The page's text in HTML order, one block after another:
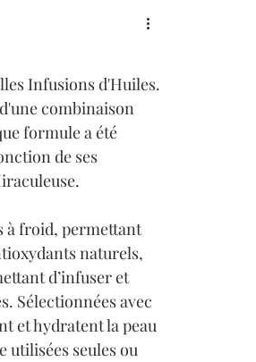
Infusions d'Huiles.
combinaison
formule a été
de ses
à froid, permettant
naturels,
d’infuser et
Sélectionnées avec
et hydratent la peau
utilisées seules ou